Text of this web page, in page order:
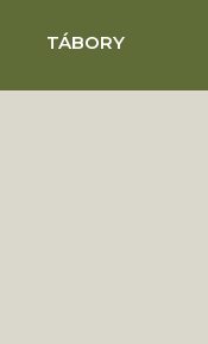
TÁBORY